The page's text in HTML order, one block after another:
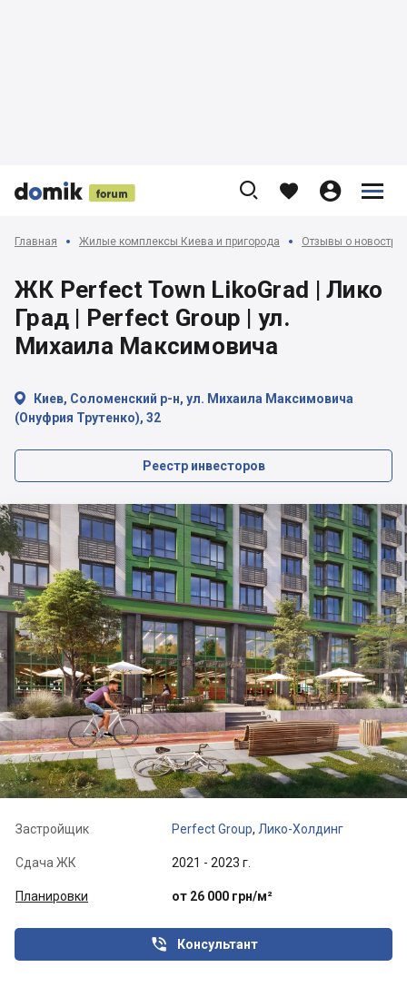


 
    


Главная Жилые комплексы Киева и пригорода Отзывы о
ЖК Perfect Town LikoGrad | Лико
Град | Perfect Group | ул.
Михаила Максимовича

Киев, Соломенский р-н, ул. Михаила Максимовича
(Онуфрия Трутенко), 32
Реестр инвесторов
Застройщик Perfect Group, Лико-Холдинг
Сдача ЖК 2021 - 2023 г.
Планировки от 26 000 грн/м²
Консультант
